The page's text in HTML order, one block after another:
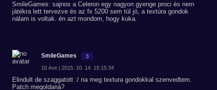
SmileGames: sajnos a Celeron egy nagyon gyenge proci és nem
játékra lett tervezve és az fx 5200 sem túl jó, a textúra gondok
nálam is voltak. én azt mondom, hogy kuka.
SmileGames 3
10 éve | 2015. 10. 14. 15:15:34
Elindult de szaggatott :/ na meg textura gondokkal szenvedtem.
Patch megoldaná?